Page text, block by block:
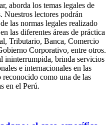
aborda los temas legales de
Nuestros lectores podrán
las normas legales realizado
las diferentes áreas de práctica
Tributario, Banca, Comercio
Corporativo, entre otros.
ininterrumpida, brinda servicios
e internacionales en las
reconocido como una de las
en el Perú.